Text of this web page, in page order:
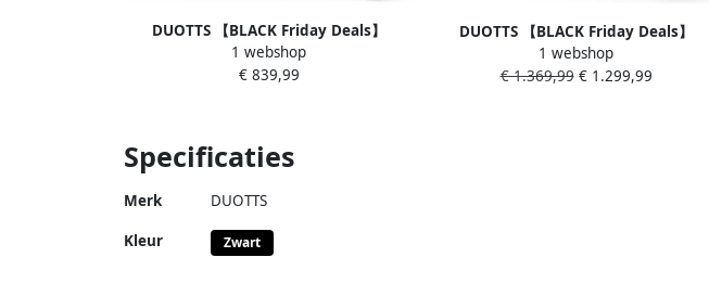
DUOTTS 【BLACK Friday Deals】
Elektrische Fiets C29Lite 468Wh 13 Ah
Accu 80 km Bereik 250W Motor 27.5
Kleuren display Inclusief
Bagagedrager Stadsfiets
1 webshop
€ 839,99
DUOTTS 【BLACK Friday Deals】
Elektrische Fiets F26-Lite 864Wh 18 Ah
Accu 100 km Bereik 250W Motor 26x4
1 webshop
€ 1.369,99€ 1.299,99
Specificaties
Merk DUOTTS
Kleur Zwart